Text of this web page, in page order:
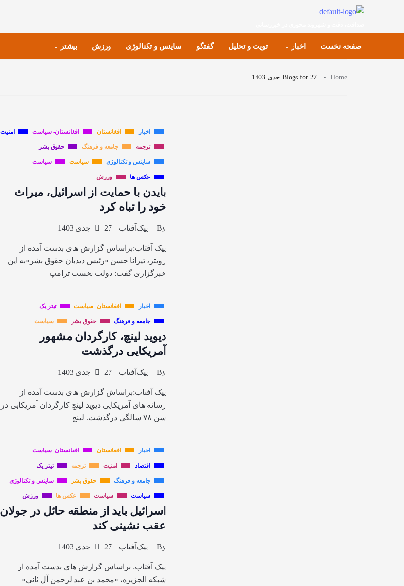
صفحه نخست اخبار تویت و تحلیل گفتگو ساینس و تکنالوژی ورزش بیشتر
Home Blogs for 27 جدی 1403
اخبار افغانستان افغانستان- سیاست امنیت
ترجمه جامعه و فرهنگ حقوق بشر
ساینس و تکنالوژی سیاست سیاست
عکس ها ورزش
بایدن با حمایت از اسرائیل، میراث
خود را تباه کرد
By پیک‌آفتاب 27 جدی 1403
پیک آفتاب:براساس گزارش های بدست آمده از
رویتر، تیرانا حسن «رئیس دیدبان حقوق بشر»به این
خبرگزاری گفت: دولت نخست ترامپ
اخبار افغانستان- سیاست تیتر یک
جامعه و فرهنگ حقوق بشر سیاست
دیوید لینچ، کارگردان مشهور
آمریکایی درگذشت
By پیک‌آفتاب 27 جدی 1403
پیک آفتاب:براساش گزارش های بدست آمده از
رسانه های آمریکایی دیوید لینچ کارگردان آمریکایی در
سن ۷۸ سالگی درگذشت. لینچ
اخبار افغانستان افغانستان- سیاست
اقتصاد امنیت ترجمه تیتر یک
جامعه و فرهنگ حقوق بشر ساینس و تکنالوژی
سیاست سیاست عکس ها ورزش
اسرائیل باید از منطقه حائل در جولان
عقب نشینی کند
By پیک‌آفتاب 27 جدی 1403
پیک آفتاب: براساس گزارش های بدست آمده از
شبکه الجزیره، «محمد بن عبدالرحمن آل ثانی»